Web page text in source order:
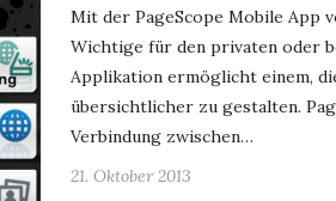
Mit der PageScope Mobile App
Wichtige für den privaten oder
Applikation ermöglicht einem,
übersichtlicher zu gestalten.
Verbindung zwischen…
21. Oktober 2013